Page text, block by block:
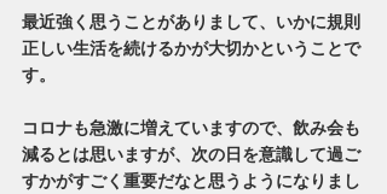
最近強く思うことがありまして、いかに規則
正しい生活を続けるかが大切かということで
す。
コロナも急激に増えていますので、飲み会も
減るとは思いますが、次の日を意識して過ご
すかがすごく重要だなと思うようになりまし